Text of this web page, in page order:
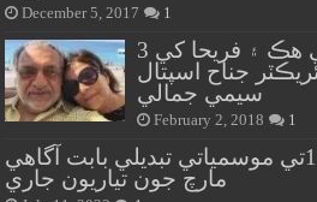
December 5, 2017 1
هزار خان بجاراڻي کي هڪ ۽ فريحا کي 3
جناح اسپتال
سيمي جمالي
February 2, 2018 1
ڪراچي ۾ جولاءِ16تي موسمياتي تبديلي بابت آگاهي
مارچ جون تياريون جاري